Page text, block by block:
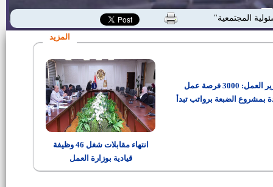
المجتمعية"
المزيد
وزير العمل: 3000 فرصة عمل
بمشروع الضبعة برواتب تبدأ
انتهاء مقابلات شغل 46 وظيفة
قيادية بوزارة العمل
دفعة 2013 بوظائف بوزارة التربية
والتعليم لمن تتوافر تخصصاتهم مع
مجال التدريس وتعيين باقي
التخصصات الأخرى وفقا لاحتياجات
الجهات .
وظائف شركة مياه الشرب
والصرف الصحي ببني سويف
6 عامل بلاط لمصنع السعد للبلاط ــ
النيل
مدير مديرية الإسكان والمرافق
بمحافظة بني سويف